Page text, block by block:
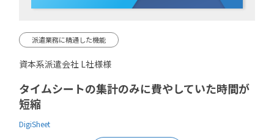
派遣業務に精通した機能
資本系派遣会社 L社様様
タイムシートの集計のみに費やしていた時間が
短縮
DigiSheet